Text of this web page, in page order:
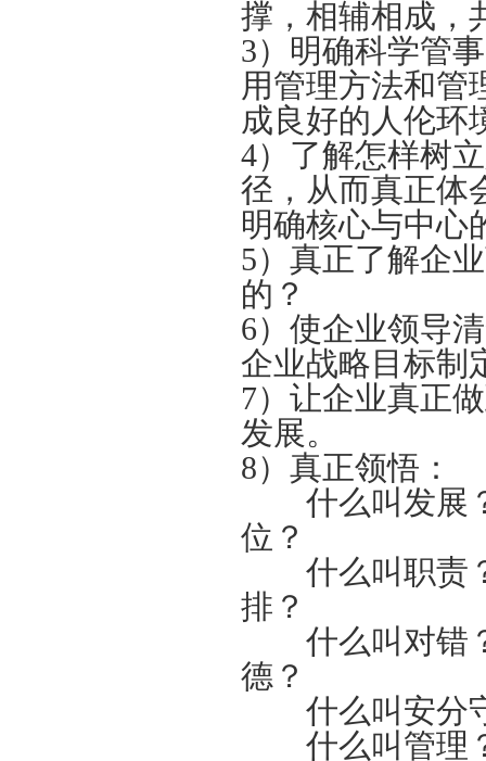
撑，相辅相成，
3）明确科学管
用管理方法和管
成良好的人伦环
4）了解怎样树
径，从而真正体
明确核心与中心
5）真正了解企
的？
6）使企业领导
企业战略目标制
7）让企业真正
发展。
8）真正领悟：
什么叫发展？
位？
什么叫职责？
排？
什么叫对错？
德？
什么叫安分守
什么叫管理？